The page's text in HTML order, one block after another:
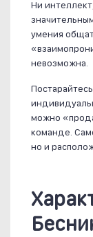
Ни
умения
невозможна.
можно
команде.
но и